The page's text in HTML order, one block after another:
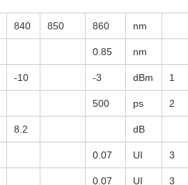
840 850 860 nm
0.85 nm
-10 -3 dBm 1
500 ps 2
8.2 dB
0.07 UI 3
0.07 UI 3